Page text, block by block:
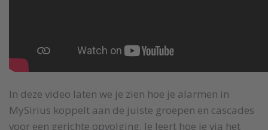
In deze video laten we je zien hoe je alarmen in
MySirius koppelt aan de juiste groepen en cascades
voor een gerichte opvolging. Je leert hoe je via het